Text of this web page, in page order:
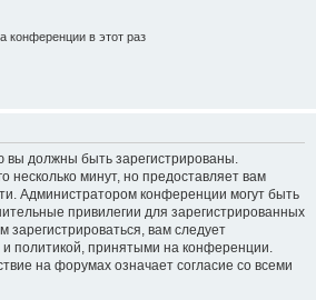
конференции в этот раз
должны быть зарегистрированы.
несколько минут, но предоставляет вам
Администратором конференции могут быть
привилегии для зарегистрированных
зарегистрироваться, вам следует
политикой, принятыми на конференции.
на форумах означает согласие со всеми